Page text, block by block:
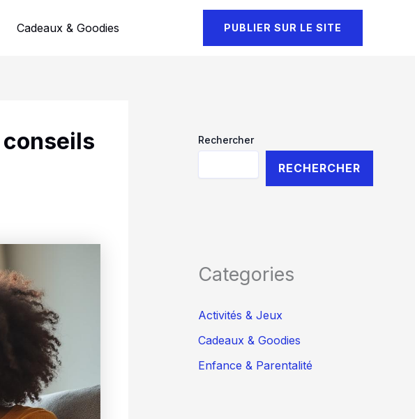
Cadeaux & Goodies PUBLIER SUR LE SITE
Rechercher
RECHERCHER
Categories
Activités & Jeux
Cadeaux & Goodies
Enfance & Parentalité